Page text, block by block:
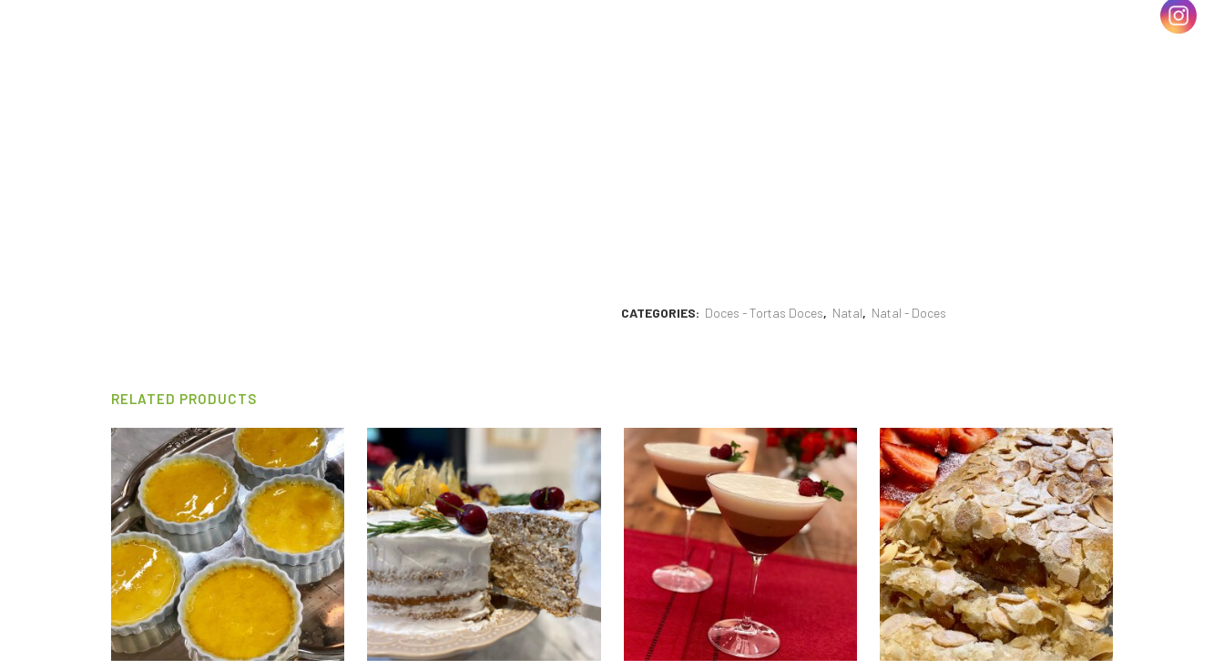
CATEGORIES: Doces - Tortas Doces, Natal, Natal - Doces
RELATED PRODUCTS